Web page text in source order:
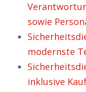
sowie
modernste
inklusive